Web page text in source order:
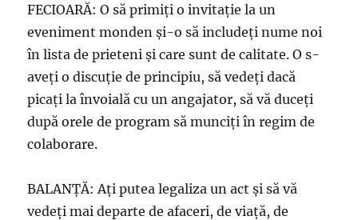
FECIOARĂ: O să primiţi o invitaţie la un
eveniment monden şi-o să includeţi nume noi
în lista de prieteni şi care sunt de calitate. O s-
aveţi o discuţie de principiu, să vedeţi dacă
picaţi la învoială cu un angajator, să vă duceţi
după orele de program să munciţi în regim de
colaborare.
BALANŢĂ: Aţi putea legaliza un act şi să vă
vedeţi mai departe de afaceri, de viaţă, de